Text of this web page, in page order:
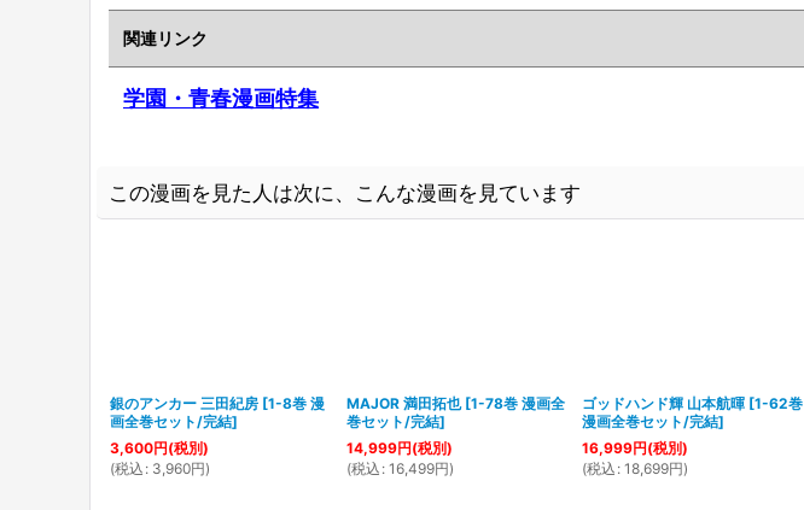
関連リンク
学園・青春漫画特集
この漫画を見た人は次に、こんな漫画を見ています
銀のアンカー 三田紀房 [1-8巻 漫
画全巻セット/完結]
3,600円(税別)
(税込 : 3,960円)
MAJOR 満田拓也 [1-78巻 漫画全
巻セット/完結]
14,999円(税別)
(税込 : 16,499円)
ゴッドハンド輝 山本航暉 [1-62巻
漫画全巻セット/完結]
16,999円(税別)
(税込 : 18,699円)